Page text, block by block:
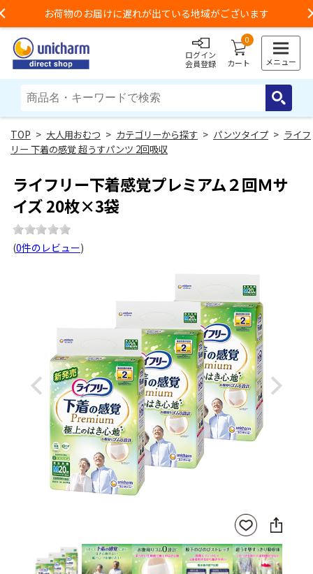
お荷物のお届けに遅れが出ている地域がございます
ログイン
会員登録
0
カート メニュー
> 大人用おむつ > カテゴリーから探す > パンツタイプ > ライフ
リー 下着の感覚 超うすパンツ 2回吸収
ライフリー下着感覚プレミアム２回Ｍサ
イズ 20枚×3袋
(0件のレビュー)
Previous Next
お気
に入
りに
登録
SNS
に
シ
ェ
ア